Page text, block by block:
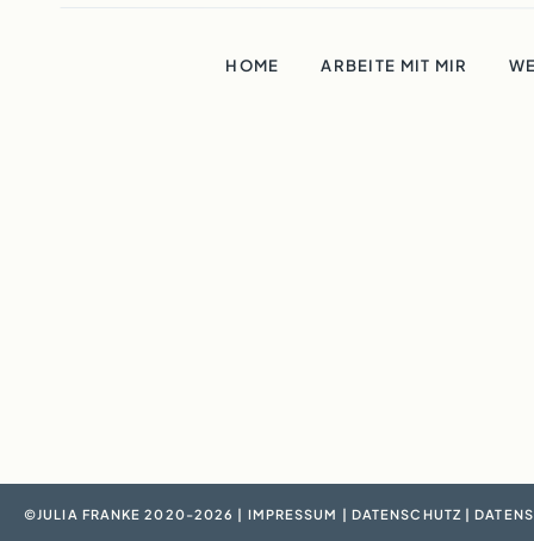
©JULIA FRANKE 2020-2026 | IMPRESSUM | DATENSCHUTZ |
ARBEITE MIT MIR
HOME